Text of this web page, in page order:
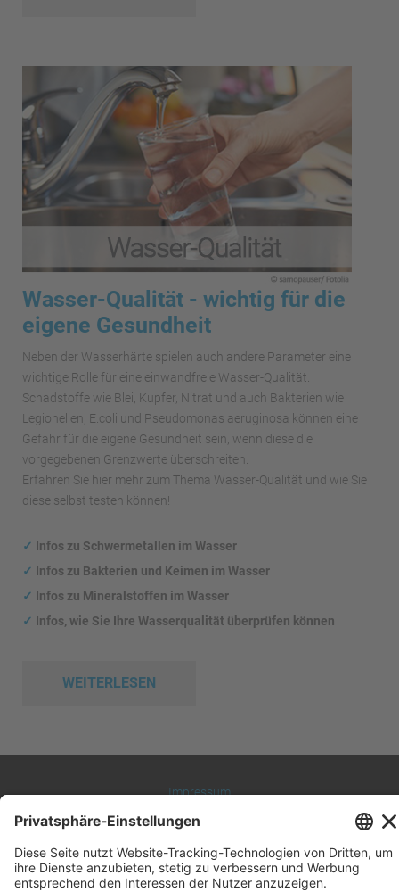
Wasser-Qualität - wichtig für die
eigene Gesundheit
Neben der Wasserhärte spielen auch andere Parameter eine
wichtige Rolle für eine einwandfreie Wasser-Qualität.
Schadstoffe wie Blei, Kupfer, Nitrat und auch Bakterien wie
Legionellen, E.coli und Pseudomonas aeruginosa können eine
Gefahr für die eigene Gesundheit sein, wenn diese die
vorgegebenen Grenzwerte überschreiten.
Erfahren Sie hier mehr zum Thema Wasser-Qualität und wie Sie
diese selbst testen können!
✓ Infos zu Schwermetallen im Wasser
✓ Infos zu Bakterien und Keimen im Wasser
✓ Infos zu Mineralstoffen im Wasser
✓ Infos, wie Sie Ihre Wasserqualität überprüfen können
WEITERLESEN
Impressum